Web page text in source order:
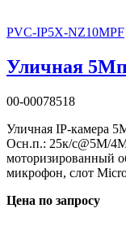
PVC-IP5X-NZ10MPF
Уличная
00-00078518
Уличная IP-камера
Осн.п.: 25к/с@5M/
моторизированный
микрофон, слот
Цена по запросу